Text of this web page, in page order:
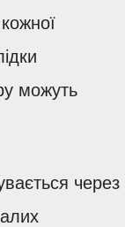
можуть
через